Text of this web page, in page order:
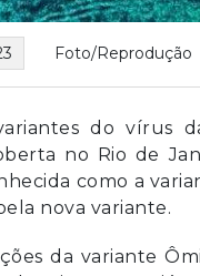
Foto/Reprodução
do vírus
no Rio de
como a
nova variante.
da variante